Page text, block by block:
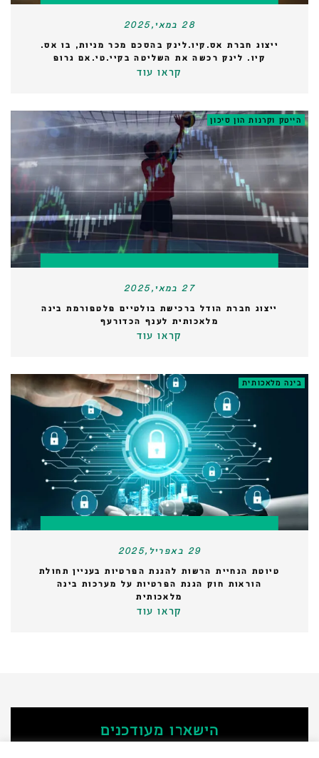
28 במאי,2025
ייצוג חברת אס.קיו.לינק בהסכם מכר מניות, בו אס.
קיו. לינק רכשה את השליטה בקיי.טי.אם גרופ
קראו עוד
הייטק וקרנות הון סיכון
27 במאי,2025
ייצוג חברת הודל ברכישת בולטיים פלטפורמת בינה
מלאכותית לענף הכדורעף
קראו עוד
בינה מלאכותית
29 באפריל,2025
טיוטת הנחיית הרשות להגנת הפרטיות בעניין תחולת
הוראות חוק הגנת הפרטיות על מערכות בינה
מלאכותית
קראו עוד
הישארו מעודכנים